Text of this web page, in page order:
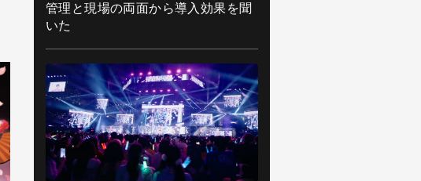
管理と現場の両面から導入効果を聞
いた